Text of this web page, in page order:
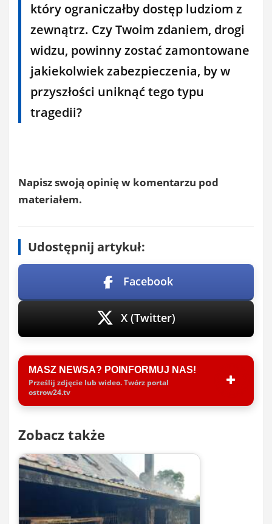
który ograniczałby dostęp ludziom z
zewnątrz. Czy Twoim zdaniem, drogi
widzu, powinny zostać zamontowane
jakiekolwiek zabezpieczenia, by w
przyszłości uniknąć tego typu
tragedii?
Napisz swoją opinię w komentarzu pod
materiałem.
Udostępnij artykuł:
Facebook
X (Twitter)
MASZ NEWSA? POINFORMUJ NAS!
Prześlij zdjęcie lub wideo. Twórz portal
ostrow24.tv
Zobacz także